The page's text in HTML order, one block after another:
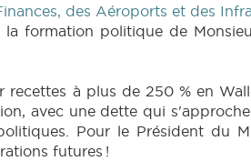
des Aéroports et des
formation politique de
à plus de 250 % en
avec une dette qui
Pour le Président du
futures !